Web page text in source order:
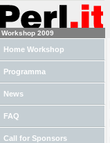
Workshop 2009
Home Workshop
Programma
News
FAQ
Call for Sponsors